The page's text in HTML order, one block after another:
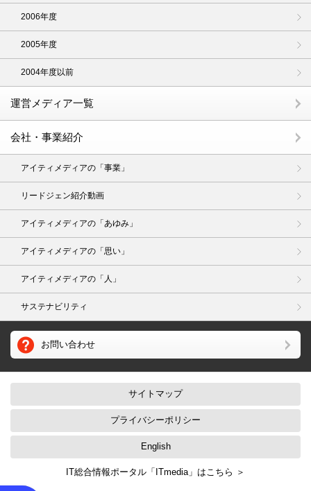
2006年度
2005年度
2004年度以前
運営メディア一覧
会社・事業紹介
アイティメディアの「事業」
リードジェン紹介動画
アイティメディアの「あゆみ」
アイティメディアの「思い」
アイティメディアの「人」
サステナビリティ
お問い合わせ
サイトマップ
プライバシーポリシー
English
IT総合情報ポータル「ITmedia」はこちら ＞